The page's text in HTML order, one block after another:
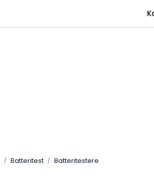
Batteritest Batteritestere